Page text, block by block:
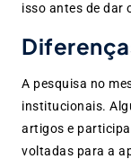
isso antes de dar
A pesquisa no
institucionais.
artigos e
voltadas para a